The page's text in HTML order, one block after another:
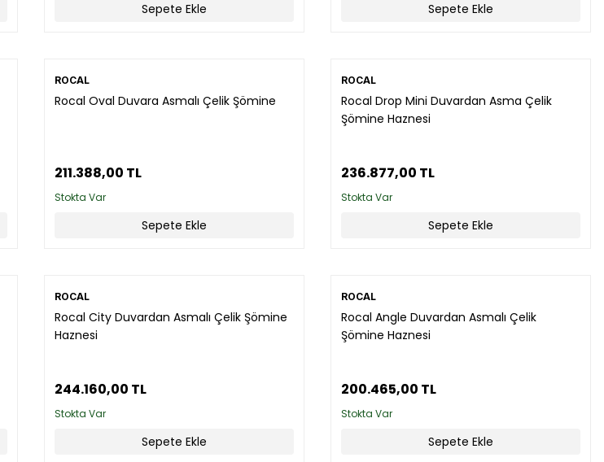
Sepete Ekle Sepete Ekle
ROCAL
Rocal Oval Duvara Asmalı Çelik Şömine
211.388,00 TL
Stokta Var
Sepete Ekle
ROCAL
Rocal Drop Mini Duvardan Asma Çelik
Şömine Haznesi
236.877,00 TL
Stokta Var
Sepete Ekle
ROCAL
Rocal City Duvardan Asmalı Çelik Şömine
Haznesi
244.160,00 TL
Stokta Var
Sepete Ekle
ROCAL
Rocal Angle Duvardan Asmalı Çelik
Şömine Haznesi
200.465,00 TL
Stokta Var
Sepete Ekle